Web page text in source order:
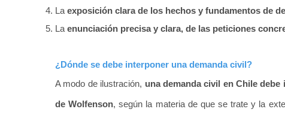
La exposición clara de los hechos y fundamentos de
La enunciación precisa y clara, de las peticiones
¿Dónde se debe interponer una demanda civil?
A modo de ilustración, una demanda civil en Chile
de Wolfenson, según la materia de que se trate y la